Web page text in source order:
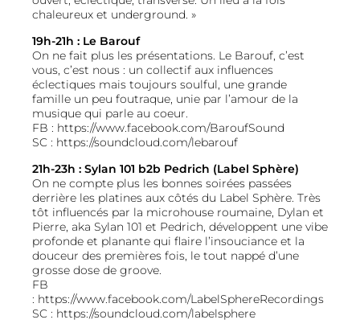
chaleureux et underground. »
19h-21h : Le Barouf
On ne fait plus les présentations. Le Barouf, c’est
vous, c’est nous : un collectif aux influences
éclectiques mais toujours soulful, une grande
famille un peu foutraque, unie par l’amour de la
musique qui parle au coeur.
FB : https://www.facebook.com/BaroufSound
SC : https://soundcloud.com/lebarouf
21h-23h : Sylan 101 b2b Pedrich (Label Sphère)
On ne compte plus les bonnes soirées passées
derrière les platines aux côtés du Label Sphère. Très
tôt influencés par la microhouse roumaine, Dylan et
Pierre, aka Sylan 101 et Pedrich, développent une vibe
profonde et planante qui flaire l’insouciance et la
douceur des premières fois, le tout nappé d’une
grosse dose de groove.
FB
: https://www.facebook.com/LabelSphereRecordings
SC : https://soundcloud.com/labelsphere